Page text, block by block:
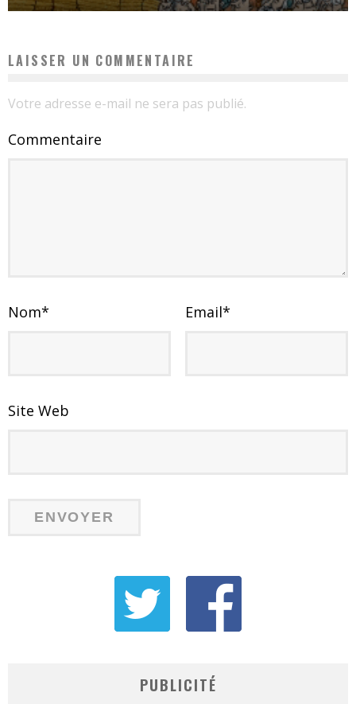
LAISSER UN COMMENTAIRE
Votre adresse e-mail ne sera pas publié.
Commentaire
Nom* Email*
Site Web
PUBLICITÉ